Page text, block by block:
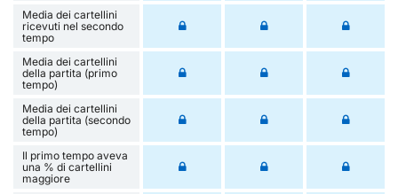
Media dei cartellini
ricevuti nel secondo
tempo
Media dei cartellini
della partita (primo
tempo)
Media dei cartellini
della partita (secondo
tempo)
Il primo tempo aveva
una % di cartellini
maggiore